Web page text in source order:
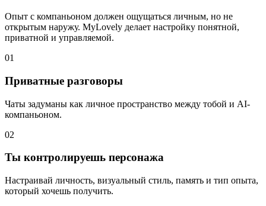
Опыт с компаньоном должен ощущаться личным, но не
открытым наружу. MyLovely делает настройку понятной,
приватной и управляемой.
01
Приватные разговоры
Чаты задуманы как личное пространство между тобой и AI-
компаньоном.
02
Ты контролируешь персонажа
Настраивай личность, визуальный стиль, память и тип опыта,
который хочешь получить.